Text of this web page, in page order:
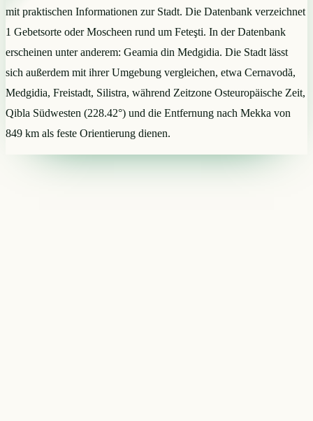
mit praktischen Informationen zur Stadt. Die Datenbank verzeichnet
1 Gebetsorte oder Moscheen rund um Feteşti. In der Datenbank
erscheinen unter anderem: Geamia din Medgidia. Die Stadt lässt
sich außerdem mit ihrer Umgebung vergleichen, etwa Cernavodă,
Medgidia, Freistadt, Silistra, während Zeitzone Osteuropäische Zeit,
Qibla Südwesten (228.42°) und die Entfernung nach Mekka von
849 km als feste Orientierung dienen.